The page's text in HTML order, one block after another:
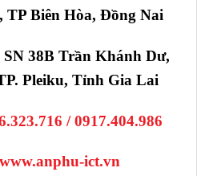
Biên Hòa, Đồng Nai
38B Trần Khánh Dư,
Pleiku, Tỉnh Gia Lai
/ 0917.404.986
ict.vn